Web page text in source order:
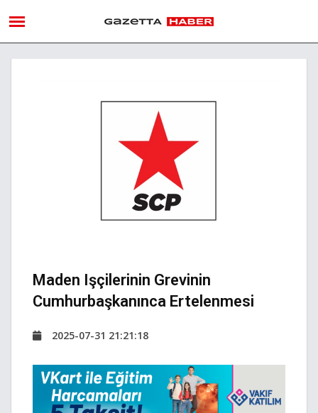
Maden Işçilerinin Grevinin
Cumhurbaşkanınca Ertelenmesi
2025-07-31 21:21:18